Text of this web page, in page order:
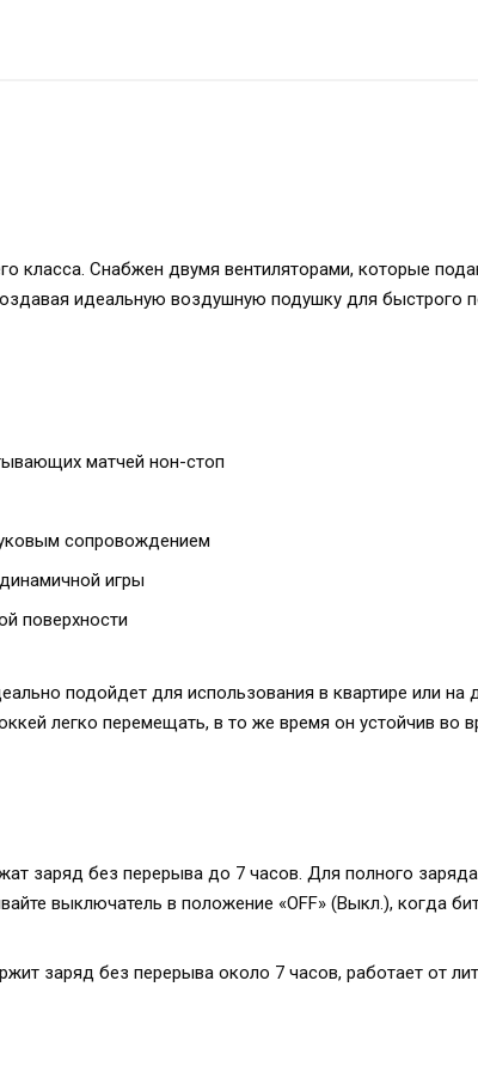
класса. Снабжен двумя вентиляторами, которые
идеальную воздушную подушку для быстрого
матчей нон-стоп
сопровождением
игры
поверхности
подойдет для использования в квартире или на
легко перемещать, в то же время он устойчив во
заряд без перерыва до 7 часов. Для полного заряда
выключатель в положение «OFF» (Выкл.), когда
заряд без перерыва около 7 часов, работает от